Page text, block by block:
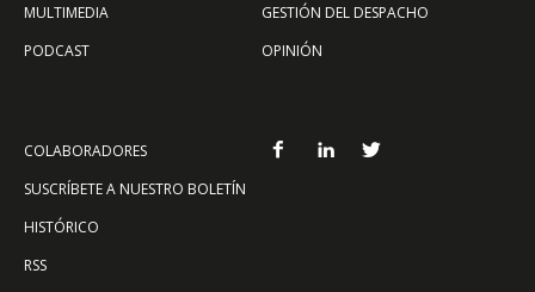
MULTIMEDIA
PODCAST
GESTIÓN DEL DESPACHO
OPINIÓN
COLABORADORES
SUSCRÍBETE A NUESTRO BOLETÍN
HISTÓRICO
RSS